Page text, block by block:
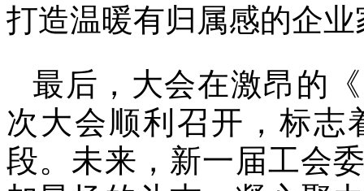
打造温暖有归属感的企业
最后，大会在激昂的
次大会顺利召开，标志
段。未来，新一届工会